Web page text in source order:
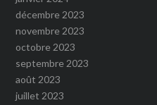
décembre 2023
novembre 2023
octobre 2023
septembre 2023
août 2023
juillet 2023